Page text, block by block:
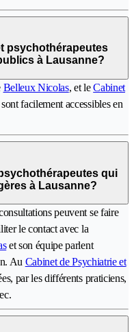
psychothérapeutes
à Lausanne?
Belleux Nicolas, et leCabinet
sont facilement accessibles en
qui
à Lausanne?
peuvent se faire
le contact avec la
et son équipe parlent
Au Cabinet de Psychiatrie et
par les différents praticiens,